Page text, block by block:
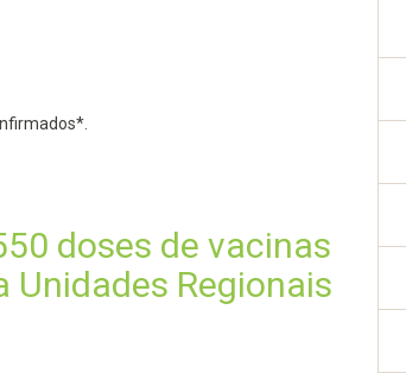
doses de vacinas
Unidades Regionais